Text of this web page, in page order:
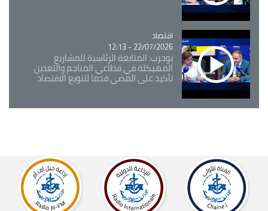
Catégorie
اقتصاد
22/07/2026 - 12:13
بوحرب: المتابعة الرئاسية للمشاريع
المهيكلة في قطاعي المناجم والتعدين
تأكيد على المضي قدما لتنويع الاقتصاد